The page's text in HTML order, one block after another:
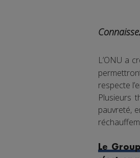
L’ONU a
respecte
Plusieurs
pauvreté,
Le